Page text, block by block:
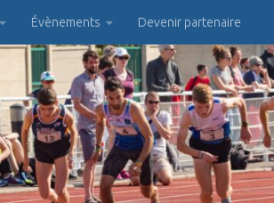
Évènements Devenir partenaire